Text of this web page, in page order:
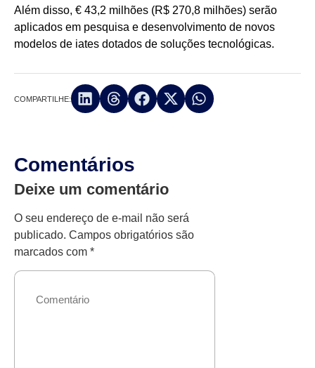
Além disso, € 43,2 milhões (R$ 270,8 milhões) serão
aplicados em pesquisa e desenvolvimento de novos
modelos de iates dotados de soluções tecnológicas.
COMPARTILHE:
Comentários
Deixe um comentário
O seu endereço de e-mail não será
publicado. Campos obrigatórios são
marcados com *